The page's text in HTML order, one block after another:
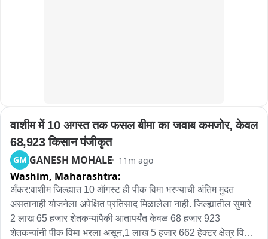
वाशीम में 10 अगस्त तक फसल बीमा का जवाब कमजोर, केवल
68,923 किसान पंजीकृत
GM GANESH MOHALE 11m ago
Washim, Maharashtra:
अँकर:वाशीम जिल्ह्यात 10 ऑगस्ट ही पीक विमा भरण्याची अंतिम मुदत
असतानाही योजनेला अपेक्षित प्रतिसाद मिळालेला नाही. जिल्ह्यातील सुमारे
2 लाख 65 हजार शेतकऱ्यांपैकी आतापर्यंत केवळ 68 हजार 923
शेतकऱ्यांनी पीक विमा भरला असून,1 लाख 5 हजार 662 हेक्टर क्षेत्र विमा